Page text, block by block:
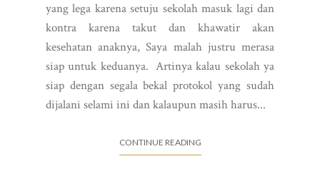
yang lega karena setuju sekolah masuk lagi dan
kontra karena takut dan khawatir akan
kesehatan anaknya, Saya malah justru merasa
siap untuk keduanya. Artinya kalau sekolah ya
siap dengan segala bekal protokol yang sudah
dijalani selami ini dan kalaupun masih harus...
CONTINUE READING